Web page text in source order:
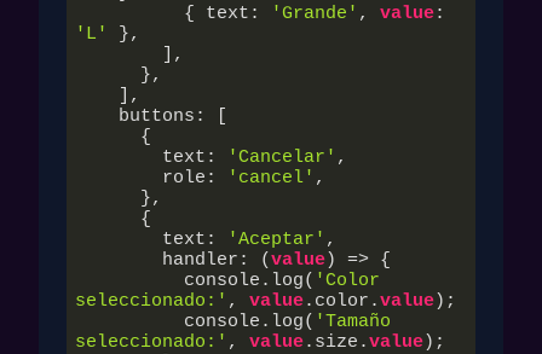
          { text:
'Grande' , value
'L'
},
        text:
'Cancelar' ,
        role:
'cancel' ,
        text:
'Aceptar' ,
        handler: (
value) => {
          console.log(
'Color
seleccionado:' , value.color.value);
          console.log(
'Tamaño
seleccionado:' , value.size.value);